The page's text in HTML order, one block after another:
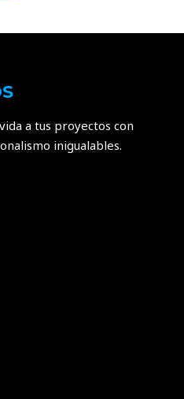
a tus proyectos con
inigualables.